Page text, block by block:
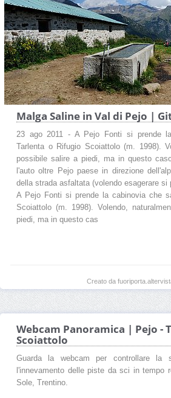
Malga Saline in Val di Pejo |
23 ago 2011 - A Pejo Fonti si prende
Tarlenta o Rifugio Scoiattolo (m. 1998).
possibile salire a piedi, ma in questo
l'auto oltre Pejo paese in direzione
della strada asfaltata (volendo esagerare si
A Pejo Fonti si prende la cabinovia che
Scoiattolo (m. 1998). Volendo,
piedi, ma in questo cas
Creato da
Webcam Panoramica | Pejo -
Scoiattolo
Guarda la webcam per controllare la
l'innevamento delle piste da sci in tempo
Sole, Trentino.